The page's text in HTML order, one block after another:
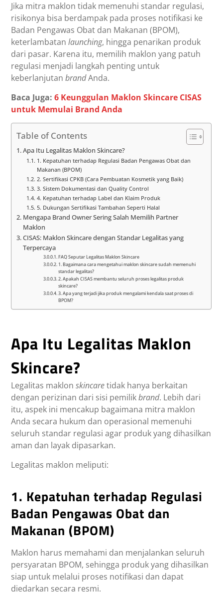
Jika mitra maklon tidak memenuhi standar regulasi,
risikonya bisa berdampak pada proses notifikasi ke
Badan Pengawas Obat dan Makanan (BPOM),
keterlambatanlaunching, hingga penarikan produk
dari pasar. Karena itu, memilih maklon yang patuh
regulasi menjadi langkah penting untuk
keberlanjutanbrandAnda.
Baca Juga:6 Keunggulan Maklon Skincare CISAS
untuk Memulai Brand Anda
Table of Contents
Apa Itu Legalitas Maklon Skincare?
1. Kepatuhan terhadap Regulasi Badan Pengawas Obat dan
Makanan (BPOM)
2. Sertifikasi CPKB (Cara Pembuatan Kosmetik yang Baik)
3. Sistem Dokumentasi dan Quality Control
4. Kepatuhan terhadap Label dan Klaim Produk
5. Dukungan Sertifikasi Tambahan Seperti Halal
Mengapa Brand Owner Sering Salah Memilih Partner
Maklon
CISAS: Maklon Skincare dengan Standar Legalitas yang
Terpercaya
FAQ Seputar Legalitas Maklon Skincare
1. Bagaimana cara mengetahui maklon skincare sudah memenuhi
standar legalitas?
2. Apakah CISAS membantu seluruh proses legalitas produk
skincare?
3. Apa yang terjadi jika produk mengalami kendala saat proses di
BPOM?
Apa Itu Legalitas Maklon
Skincare?
Legalitas maklonskincaretidak hanya berkaitan
dengan perizinan dari sisi pemilikbrand. Lebih dari
itu, aspek ini mencakup bagaimana mitra maklon
Anda secara hukum dan operasional memenuhi
seluruh standar regulasi agar produk yang dihasilkan
aman dan layak dipasarkan.
Legalitas maklon meliputi:
1. Kepatuhan terhadap Regulasi
Badan Pengawas Obat dan
Makanan (BPOM)
Maklon harus memahami dan menjalankan seluruh
persyaratan BPOM, sehingga produk yang dihasilkan
siap untuk melalui proses notifikasi dan dapat
diedarkan secara resmi.